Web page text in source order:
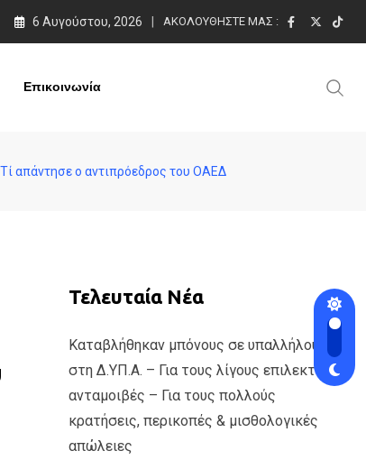
6 Αυγούστου, 2026 ΑΚΟΛΟΥΘΉΣΤΕ ΜΑΣ :
Επικοινωνία
απάντησε ο αντιπρόεδρος του ΟΑΕΔ
Τελευταία Νέα
Καταβλήθηκαν μπόνους σε υπαλλήλους
στη Δ.ΥΠ.Α. – Για τους λίγους επιλεκτικές
ανταμοιβές – Για τους πολλούς
κρατήσεις, περικοπές & μισθολογικές
απώλειες